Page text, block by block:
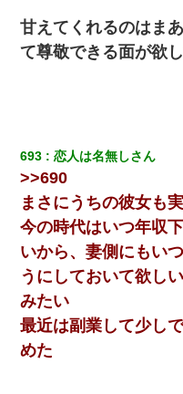
甘えてくれるのはま
て尊敬できる面が欲
693 恋人は名無しさん
>>690
まさにうちの彼女も
今の時代はいつ年収
いから、妻側にもい
うにしておいて欲し
みたい
最近は副業して少し
めた